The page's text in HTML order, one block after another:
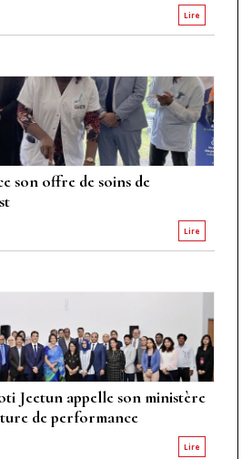
Lire
son offre de soins de
Lire
Jeetun appelle son ministère
de performance
Lire